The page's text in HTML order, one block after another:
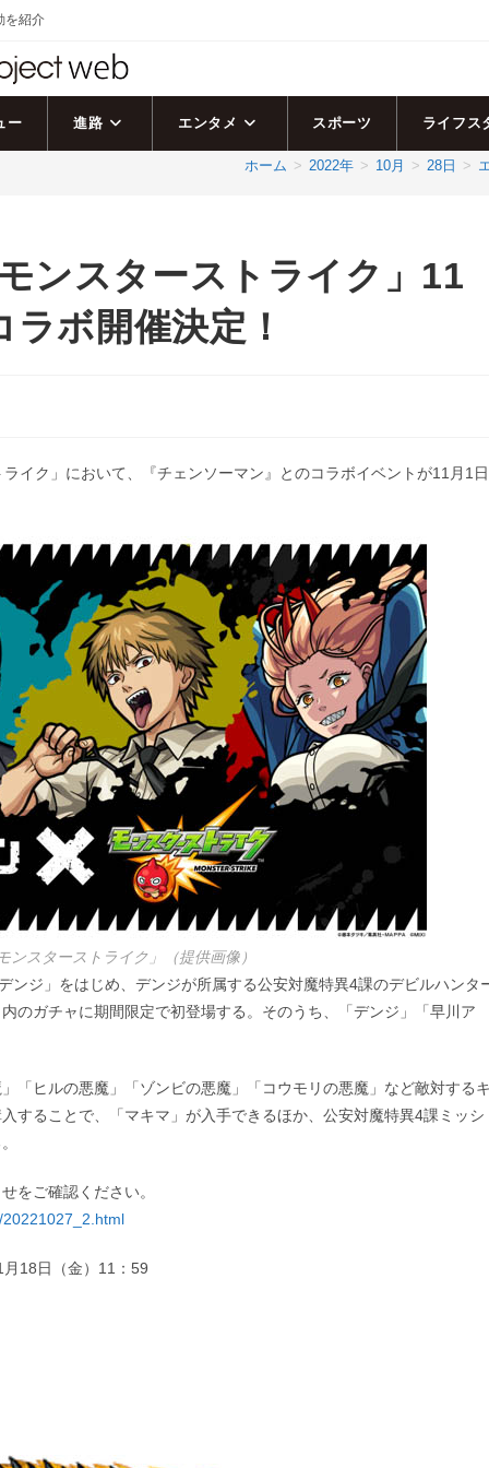
を紹介
ー 進路 エンタメ スポーツ ライフス
ホーム > 2022年 > 10月 > 28日 >
ンスターストライク」11
ボ開催決定！
イク」において、『チェンソーマン』とのコラボイベントが11月1日
ンスターストライク」（提供画像）
ンジ」をはじめ、デンジが所属する公安対魔特異4課のデビルハンタ
のガチャに期間限定で初登場する。そのうち、「デンジ」「早川ア
「ヒルの悪魔」「ゾンビの悪魔」「コウモリの悪魔」など敵対する
することで、「マキマ」が入手できるほか、公安対魔特異4課ミッシ
をご確認ください。
18日（金）11：59